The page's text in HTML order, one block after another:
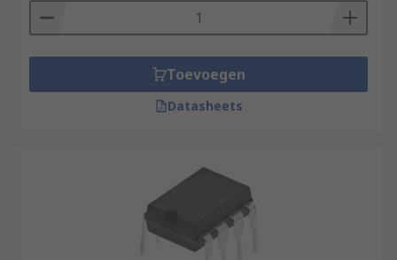
Toevoegen
Datasheets